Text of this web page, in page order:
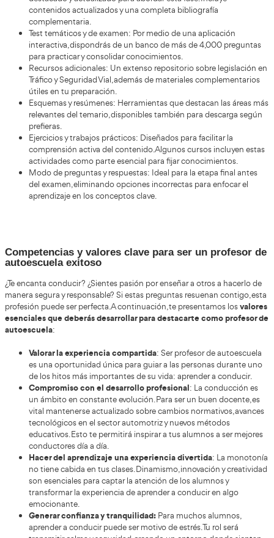
Tendencias y cambios recientes en la
sector de las autoescuelas está experimentando
importantesdebido a la evolución de la movilidad y las
tecnologías. En los últimos años han aparecido nuevas
digitales que facilitan la enseñanza de la conducción.
Muchas autoescuelas utilizan plataformas online,
conducción y aplicaciones móvilespara
tradicionales. Estas herramientas permiten que los
sostenible. Los cursos actuales incluyen contenidos
ahorro de combustible, la reducción de emisiones y la
responsable con el medio ambiente.
Por otro lado, losvehículos modernos incluyen cada
de asistencia a la conducción
autoescuela deben conocer estas tecnologías para
sus alumnos.
En conjunto, estas tendencias están transformando la
haciendo queel papel del profesor de autoescuela sea
importantedentro del sistema de movilidad actual.
Plataforma destinada a la formación de
autoescuela en AT Academia del
Chiclana de la Frontera